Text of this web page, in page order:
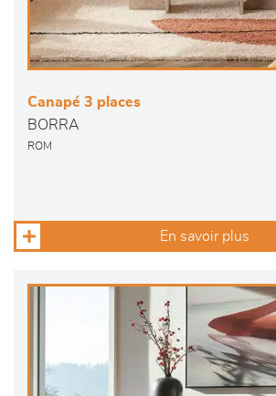
Canapé 3 places
BORRA
ROM
En savoir plus